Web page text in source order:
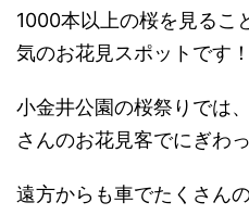
1000本以上の桜を見るこ
気のお花見スポットです！
小金井公園の桜祭りでは
さんのお花見客でにぎわ
遠方からも車でたくさん